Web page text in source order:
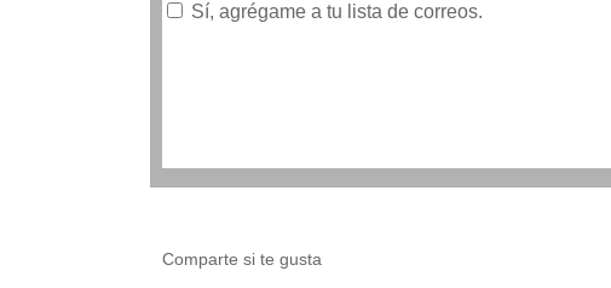
Sí, agrégame a tu lista de correos.
Comparte si te gusta